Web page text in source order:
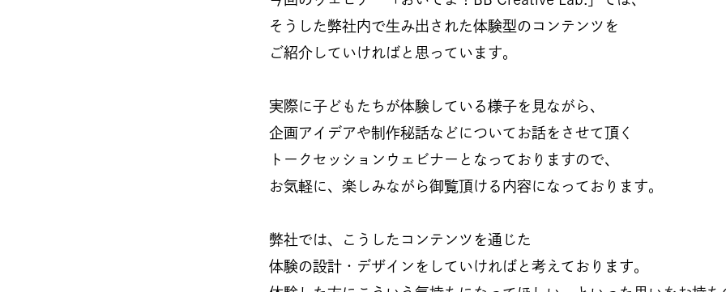
そうした弊社内で生み出された体験型のコンテンツを
ご紹介していければと思っています。
実際に子どもたちが体験している様子を見ながら、
企画アイデアや制作秘話などについてお話をさせて頂く
トークセッションウェビナーとなっておりますので、
お気軽に、楽しみながら御覧頂ける内容になっております。
弊社では、こうしたコンテンツを通じた
体験の設計・デザインをしていければと考えております。